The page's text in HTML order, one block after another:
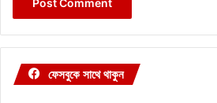
ফেসবুকে সাথে থাকুন